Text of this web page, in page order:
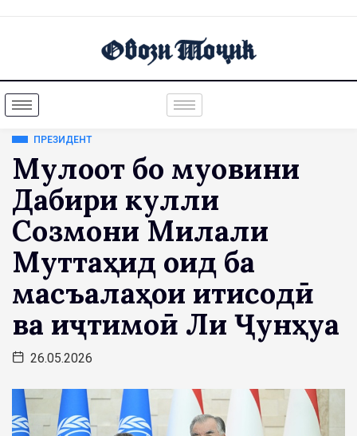
ПРЕЗИДЕНТ
Мулоқот бо муовини
Дабири кулли
Созмони Милали
Муттаҳид оид ба
масъалаҳои иқтисодӣ
ва иҷтимоӣ Ли Ҷунҳуа
26.05.2026